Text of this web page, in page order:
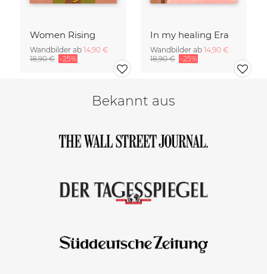
Women Rising
Wandbilder ab 14,90 €
18,90 € -25%
In my healing Era
Wandbilder ab 14,90 €
18,90 € -25%
Bekannt aus